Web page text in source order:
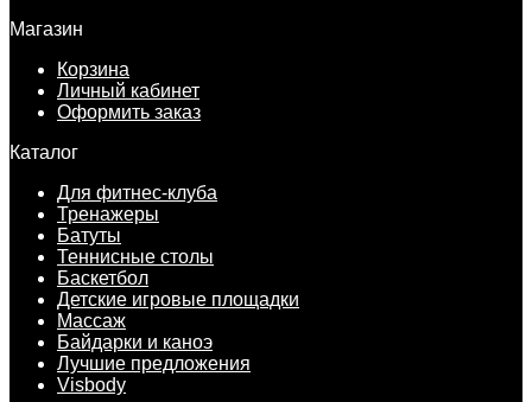
Магазин
Корзина
Личный кабинет
Оформить заказ
Каталог
Для фитнес-клуба
Тренажеры
Батуты
Теннисные столы
Баскетбол
Детские игровые площадки
Массаж
Байдарки и каноэ
Лучшие предложения
Visbody